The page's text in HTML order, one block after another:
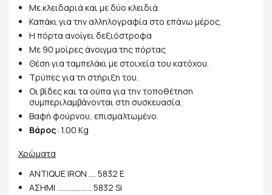
Με κλειδαριά και με δύο κλειδιά.
Καπάκι για την αλληλογραφία στο επάνω μέρος.
Η πόρτα ανοίγει δεξιόστροφα
Με 90 μοίρες άνοιγμα της πόρτας
Θέση για ταμπελάκι με στοιχεία του κατόχου.
Τρύπες για τη στήριξη του.
Οι βίδες και τα ούπα για την τοποθέτηση
συμπεριλαμβάνονται στη συσκευασία.
Βαφή φούρνου, επισμαλτωμένο.
Βάρος: 1.00 Kg
Χρώματα
ANTIQUE IRON .... 5832 E
ΑΣΗΜΙ ................... 5832 Si